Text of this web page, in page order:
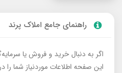
راهنمای جامع املاک پرند
اگر به دنبال خرید و فروش یا
این صفحه اطلاعات موردنیاز شما را